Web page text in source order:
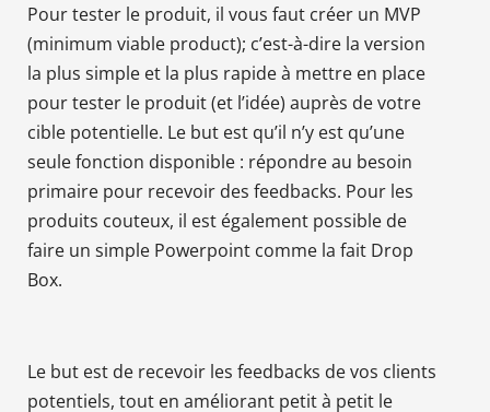
Pour tester le produit, il vous faut créer un MVP
(minimum viable product); c’est-à-dire la version
la plus simple et la plus rapide à mettre en place
pour tester le produit (et l’idée) auprès de votre
cible potentielle. Le but est qu’il n’y est qu’une
seule fonction disponible : répondre au besoin
primaire pour recevoir des feedbacks. Pour les
produits couteux, il est également possible de
faire un simple Powerpoint comme la fait Drop
Box.
Le but est de recevoir les feedbacks de vos clients
potentiels, tout en améliorant petit à petit le